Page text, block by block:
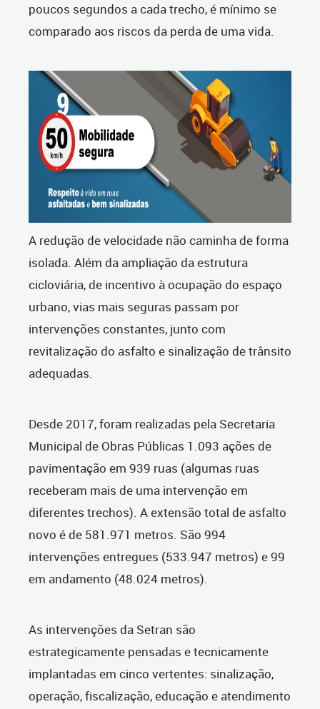
poucos segundos a cada trecho, é mínimo se
comparado aos riscos da perda de uma vida.
A redução de velocidade não caminha de forma
isolada. Além da ampliação da estrutura
cicloviária, de incentivo à ocupação do espaço
urbano, vias mais seguras passam por
intervenções constantes, junto com
revitalização do asfalto e sinalização de trânsito
adequadas.
Desde 2017, foram realizadas pela Secretaria
Municipal de Obras Públicas 1.093 ações de
pavimentação em 939 ruas (algumas ruas
receberam mais de uma intervenção em
diferentes trechos). A extensão total de asfalto
novo é de 581.971 metros. São 994
intervenções entregues (533.947 metros) e 99
em andamento (48.024 metros).
As intervenções da Setran são
estrategicamente pensadas e tecnicamente
implantadas em cinco vertentes: sinalização,
operação, fiscalização, educação e atendimento